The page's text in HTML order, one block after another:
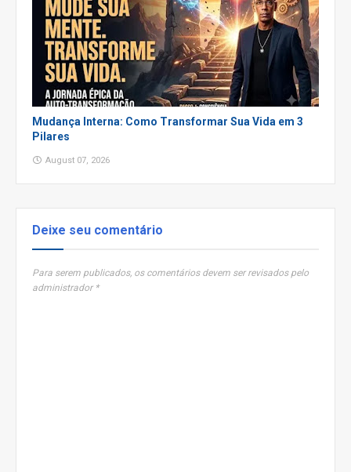
Mudança Interna: Como Transformar Sua Vida em 3
Pilares
August 07, 2026
Deixe seu comentário
Para serem publicados, os comentários devem ser revisados pelo
administrador *